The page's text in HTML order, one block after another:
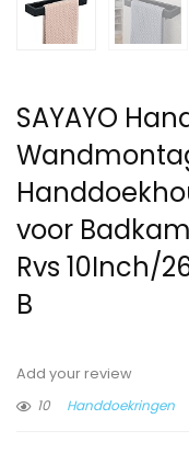
SAYAYO
voor
Rvs 10Inch/
B
Add your review
10
Handdoekringen